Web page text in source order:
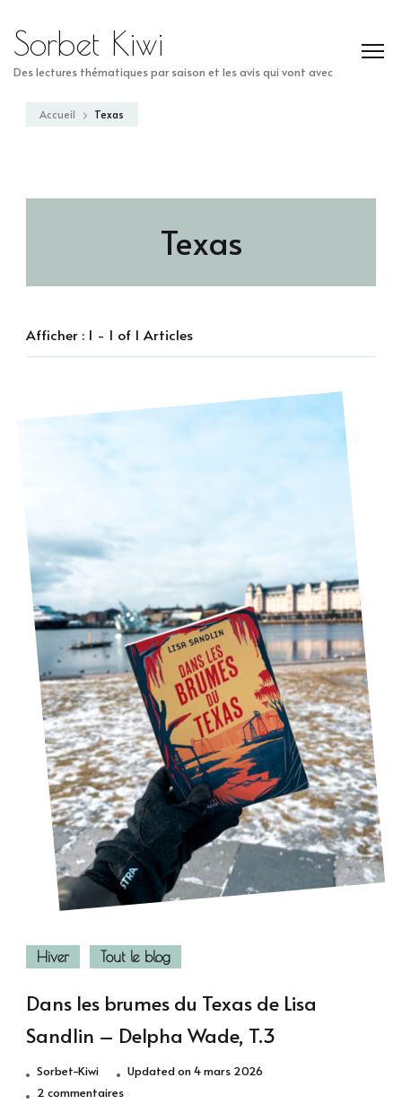
Sorbet Kiwi
Des lectures thématiques par saison et les avis qui vont avec
Accueil Texas
Texas
Afficher : 1 - 1 of 1 Articles
Hiver Tout le blog
Dans les brumes du Texas de Lisa
Sandlin – Delpha Wade, T.3
Sorbet-Kiwi Updated on4 mars 2026
2 commentairessur